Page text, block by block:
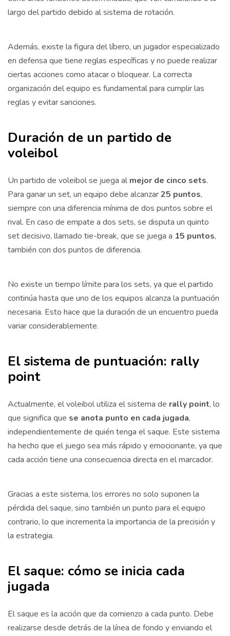
largo del partido debido al sistema de rotación.
Además, existe la figura del líbero, un jugador especializado
en defensa que tiene reglas específicas y no puede realizar
ciertas acciones como atacar o bloquear. La correcta
organización del equipo es fundamental para cumplir las
reglas y evitar sanciones.
Duración de un partido de
voleibol
Un partido de voleibol se juega al mejor de cinco sets.
Para ganar un set, un equipo debe alcanzar25 puntos,
siempre con una diferencia mínima de dos puntos sobre el
rival. En caso de empate a dos sets, se disputa un quinto
set decisivo, llamado tie-break, que se juega a 15 puntos,
también con dos puntos de diferencia.
No existe un tiempo límite para los sets, ya que el partido
continúa hasta que uno de los equipos alcanza la puntuación
necesaria. Esto hace que la duración de un encuentro pueda
variar considerablemente.
El sistema de puntuación: rally
point
Actualmente, el voleibol utiliza el sistema de rally point, lo
que significa que se anota punto en cada jugada,
independientemente de quién tenga el saque. Este sistema
ha hecho que el juego sea más rápido y emocionante, ya que
cada acción tiene una consecuencia directa en el marcador.
Gracias a este sistema, los errores no solo suponen la
pérdida del saque, sino también un punto para el equipo
contrario, lo que incrementa la importancia de la precisión y
la estrategia.
El saque: cómo se inicia cada
jugada
El saque es la acción que da comienzo a cada punto. Debe
realizarse desde detrás de la línea de fondo y enviando el